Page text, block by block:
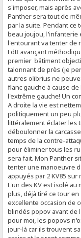
s'imposer, mais après
Panther sera tout de
par la suite. Pendant ce
beau joujou, l'infanterie
l'entourant va tenter de
FdB avançant
premier bâtiment
talonnant de près (je
autres olibrius ne
flanc gauche à cause
l'extrême gauche! Un
A droite la vie est
politiquement un peu
littéralement éclater les
déboulonner la
temps de la contre-
pour éliminer tous les
sera fait. Mon Panther
tenter une manoeuvre
appuyés par 2 KV85
L'un des KV est isolé au
plus, déjà tiré ce tour
excellente occasion de
blindés popov avant
pour moi, les popovs
jour-là car ils trouvent